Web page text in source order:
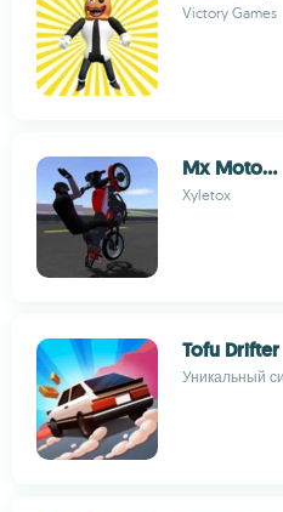
Victory Games
Mx Moto...
Xyletox
Tofu Drifter
Уникальный